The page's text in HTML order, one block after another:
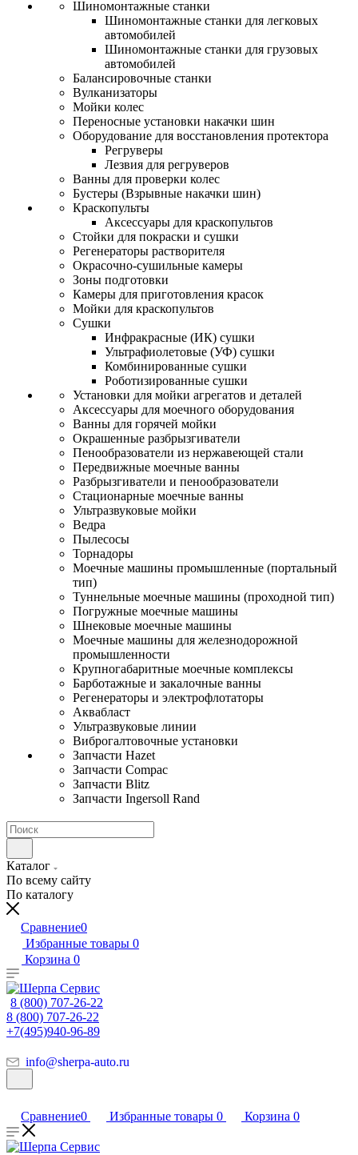
Шиномонтажные станки
Шиномонтажные станки для легковых
автомобилей
Шиномонтажные станки для грузовых
автомобилей
Балансировочные станки
Вулканизаторы
Мойки колес
Переносные установки накачки шин
Оборудование для восстановления протектора
Регруверы
Лезвия для регруверов
Ванны для проверки колес
Бустеры (Взрывные накачки шин)
Краскопульты
Аксессуары для краскопультов
Стойки для покраски и сушки
Регенераторы растворителя
Окрасочно-сушильные камеры
Зоны подготовки
Камеры для приготовления красок
Мойки для краскопультов
Сушки
Инфракрасные (ИК) сушки
Ультрафиолетовые (УФ) сушки
Комбинированные сушки
Роботизированные сушки
Установки для мойки агрегатов и деталей
Аксессуары для моечного оборудования
Ванны для горячей мойки
Окрашенные разбрызгиватели
Пенообразователи из нержавеющей стали
Передвижные моечные ванны
Разбрызгиватели и пенообразователи
Стационарные моечные ванны
Ультразвуковые мойки
Ведра
Пылесосы
Торнадоры
Моечные машины промышленные (портальный
тип)
Туннельные моечные машины (проходной тип)
Погружные моечные машины
Шнековые моечные машины
Моечные машины для железнодорожной
промышленности
Крупногабаритные моечные комплексы
Барботажные и закалочные ванны
Регенераторы и электрофлотаторы
Аквабласт
Ультразвуковые линии
Виброгалтовочные установки
Запчасти Hazet
Запчасти Compac
Запчасти Blitz
Запчасти Ingersoll Rand
Каталог
По всему сайту
По каталогу
Сравнение0
Избранные товары 0
Корзина 0
8 (800) 707-26-22
8 (800) 707-26-22
+7(495)940-96-89
info@sherpa-auto.ru
Сравнение0 Избранные товары 0 Корзина 0